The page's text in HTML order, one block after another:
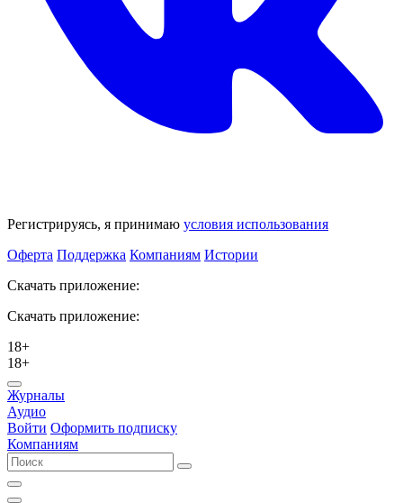
Регистрируясь, я принимаю условия использования
Оферта Поддержка Компаниям Истории
Скачать приложение:
Скачать приложение:
18+
18+
Журналы
Аудио
Войти Оформить подписку
Компаниям